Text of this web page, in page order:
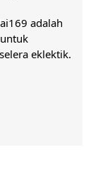
adalah
eklektik.